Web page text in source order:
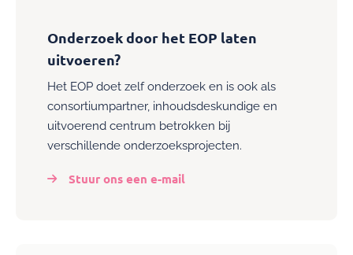
Onderzoek door het EOP laten
uitvoeren?
Het EOP doet zelf onderzoek en is ook als
consortiumpartner, inhoudsdeskundige en
uitvoerend centrum betrokken bij
verschillende onderzoeksprojecten.
Stuur ons een e-mail